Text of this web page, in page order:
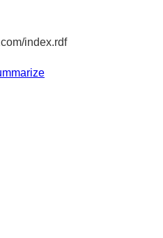
index.rdf